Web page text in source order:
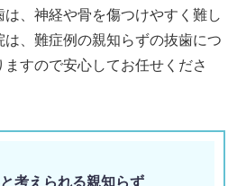
、神経や骨を傷つけやすく難し
、難症例の親知らずの抜歯につ
すので安心してお任せくださ
考えられる親知らず